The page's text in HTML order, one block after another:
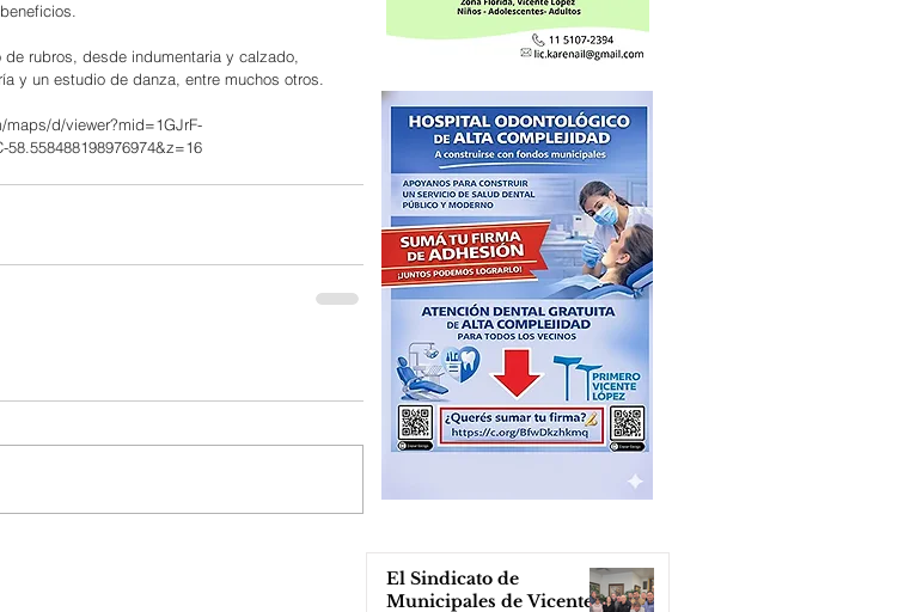
rubros, desde indumentaria y calzado,
y un estudio de danza, entre muchos otros.
d/viewer?mid=1GJrF-
58.558488198976974&z=16
El Sindicato de
Municipales de Vicente